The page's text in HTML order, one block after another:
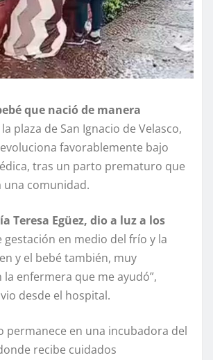
que nació de manera
plaza de San Ignacio de Velasco,
favorablemente bajo
tras un parto prematuro que
una comunidad.
Teresa Egüez, dio a luz a los
gestación en medio del frío y la
y el bebé también, muy
enfermera que me ayudó”,
desde el hospital.
permanece en una incubadora del
recibe cuidados